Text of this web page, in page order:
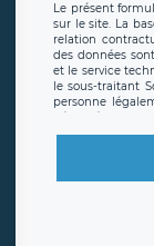
Le présent
sur le site. La
relation
des données
et le service
le sous-traitant
personne
offrant des
en sollicite la
demander la